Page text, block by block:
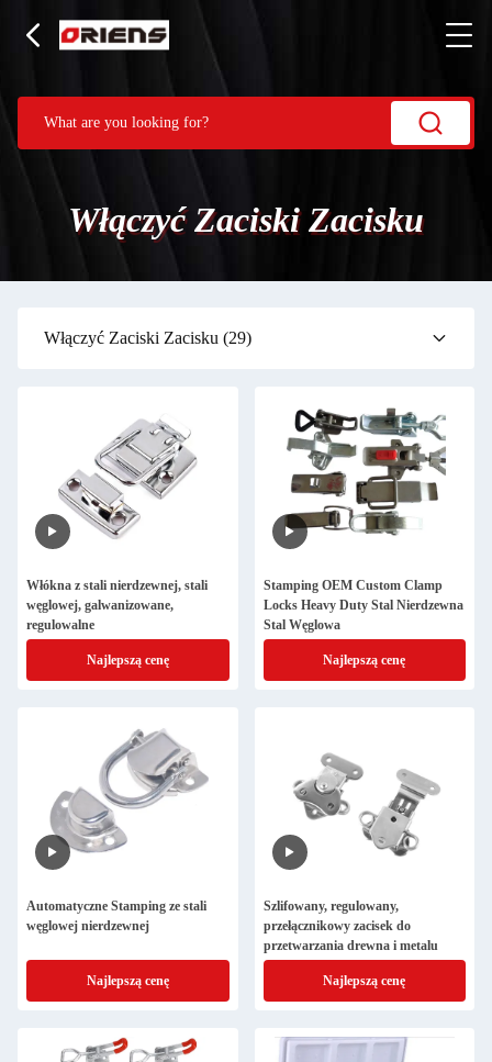
Włączyć Zaciski Zacisku
Włączyć Zaciski Zacisku (29)
Włókna z stali nierdzewnej, stali
węglowej, galwanizowane,
regulowalne
Najlepszą cenę
Stamping OEM Custom Clamp
Locks Heavy Duty Stal Nierdzewna
Stal Węglowa
Najlepszą cenę
Automatyczne Stamping ze stali
węglowej nierdzewnej
Najlepszą cenę
Szlifowany, regulowany,
przełącznikowy zacisek do
przetwarzania drewna i metalu
Najlepszą cenę